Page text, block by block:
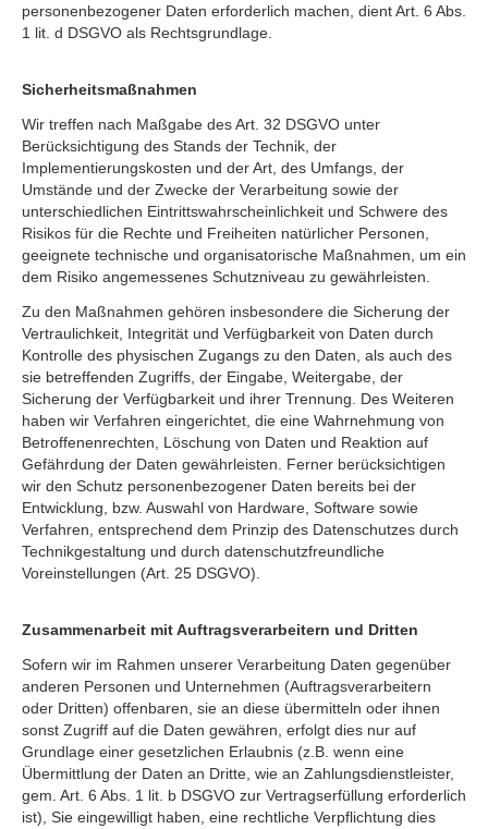
personenbezogener Daten erforderlich machen, dient Art. 6 Abs.
1 lit. d DSGVO als Rechtsgrundlage.
Sicherheitsmaßnahmen
Wir treffen nach Maßgabe des Art. 32 DSGVO unter
Berücksichtigung des Stands der Technik, der
Implementierungskosten und der Art, des Umfangs, der
Umstände und der Zwecke der Verarbeitung sowie der
unterschiedlichen Eintrittswahrscheinlichkeit und Schwere des
Risikos für die Rechte und Freiheiten natürlicher Personen,
geeignete technische und organisatorische Maßnahmen, um ein
dem Risiko angemessenes Schutzniveau zu gewährleisten.
Zu den Maßnahmen gehören insbesondere die Sicherung der
Vertraulichkeit, Integrität und Verfügbarkeit von Daten durch
Kontrolle des physischen Zugangs zu den Daten, als auch des
sie betreffenden Zugriffs, der Eingabe, Weitergabe, der
Sicherung der Verfügbarkeit und ihrer Trennung. Des Weiteren
haben wir Verfahren eingerichtet, die eine Wahrnehmung von
Betroffenenrechten, Löschung von Daten und Reaktion auf
Gefährdung der Daten gewährleisten. Ferner berücksichtigen
wir den Schutz personenbezogener Daten bereits bei der
Entwicklung, bzw. Auswahl von Hardware, Software sowie
Verfahren, entsprechend dem Prinzip des Datenschutzes durch
Technikgestaltung und durch datenschutzfreundliche
Voreinstellungen (Art. 25 DSGVO).
Zusammenarbeit mit Auftragsverarbeitern und Dritten
Sofern wir im Rahmen unserer Verarbeitung Daten gegenüber
anderen Personen und Unternehmen (Auftragsverarbeitern
oder Dritten) offenbaren, sie an diese übermitteln oder ihnen
sonst Zugriff auf die Daten gewähren, erfolgt dies nur auf
Grundlage einer gesetzlichen Erlaubnis (z.B. wenn eine
Übermittlung der Daten an Dritte, wie an Zahlungsdienstleister,
gem. Art. 6 Abs. 1 lit. b DSGVO zur Vertragserfüllung erforderlich
ist), Sie eingewilligt haben, eine rechtliche Verpflichtung dies